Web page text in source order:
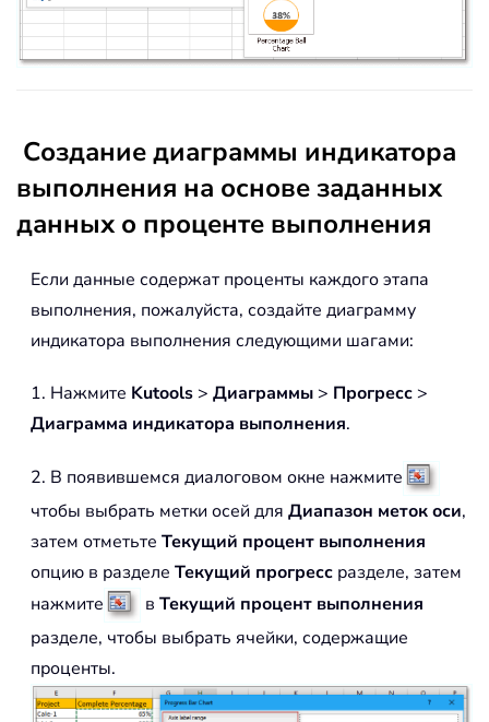
Создание диаграммы индикатора
выполнения на основе заданных
данных о проценте выполнения
Если данные содержат проценты каждого этапа
выполнения, пожалуйста, создайте диаграмму
индикатора выполнения следующими шагами:
1. Нажмите Kutools > Диаграммы > Прогресс >
Диаграмма индикатора выполнения.
2. В появившемся диалоговом окне нажмите
чтобы выбрать метки осей для Диапазон меток оси,
затем отметьте Текущий процент выполнения
опцию в разделе Текущий прогресс разделе, затем
нажмите
в Текущий процент выполнения
разделе, чтобы выбрать ячейки, содержащие
проценты.